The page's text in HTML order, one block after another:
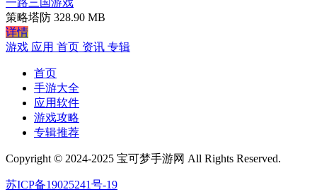
一路三国游戏
策略塔防 328.90 MB
详情
游戏 应用 首页 资讯 专辑
首页
手游大全
应用软件
游戏攻略
专辑推荐
Copyright © 2024-2025 宝可梦手游网 All Rights Reserved.
苏ICP备19025241号-19